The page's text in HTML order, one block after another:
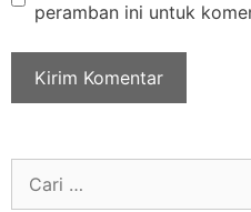
peramban ini untuk